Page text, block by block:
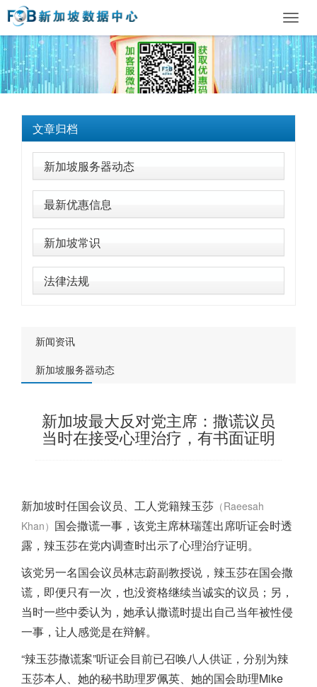
文章归档
新加坡服务器动态
最新优惠信息
新加坡常识
法律法规
新闻资讯
新加坡服务器动态
新加坡最大反对党主席：撒谎议员
当时在接受心理治疗，有书面证明
新加坡时任国会议员、工人党籍辣玉莎 （Raeesah
Khan） 国会撒谎一事，该党主席林瑞莲出席听证会时透
露，辣玉莎在党内调查时出示了心理治疗证明。
该党另一名国会议员林志蔚副教授说，辣玉莎在国会撒
谎，即便只有一次，也没资格继续当诚实的议员；另，
当时一些中委认为，她承认撒谎时提出自己当年被性侵
一事，让人感觉是在辩解。
“辣玉莎撒谎案”听证会目前已召唤八人供证，分别为辣
玉莎本人、她的秘书助理罗佩英、她的国会助理Mike